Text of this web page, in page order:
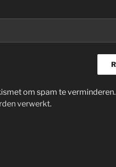
om spam te verminderen.
verwerkt.